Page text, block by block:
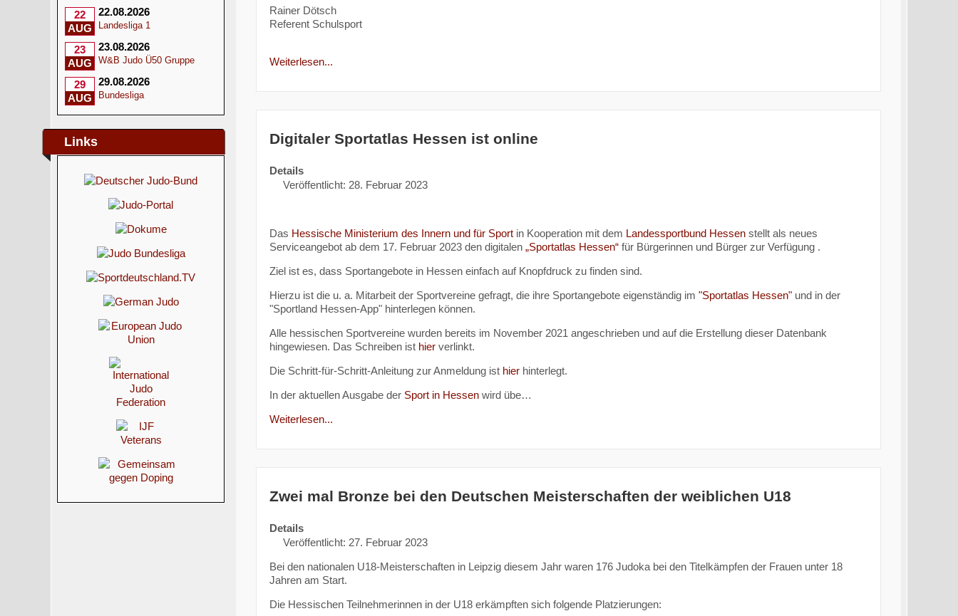
22
AUG
22.08.2026
Landesliga 1
23
AUG
23.08.2026
W&B Judo Ü50 Gruppe
29
AUG
29.08.2026
Bundesliga
Links
Rainer Dötsch
Referent Schulsport
Weiterlesen...
Digitaler Sportatlas Hessen ist online
Details
Veröffentlicht: 28. Februar 2023
Das Hessische Ministerium des Innern und für Sportin Kooperation mit dem Landessportbund Hessenstellt als neues
Serviceangebot ab dem 17. Februar 2023 den digitalen „Sportatlas Hessen“für Bürgerinnen und Bürger zur Verfügung .
Ziel ist es, dass Sportangebote in Hessen einfach auf Knopfdruck zu finden sind.
Hierzu ist die u. a. Mitarbeit der Sportvereine gefragt, die ihre Sportangebote eigenständig im "Sportatlas Hessen"und in der
"Sportland Hessen-App" hinterlegen können.
Alle hessischen Sportvereine wurden bereits im November 2021 angeschrieben und auf die Erstellung dieser Datenbank
hingewiesen. Das Schreiben ist hierverlinkt.
Die Schritt-für-Schritt-Anleitung zur Anmeldung ist hierhinterlegt.
In der aktuellen Ausgabe der Sport in Hessenwird übe…
Weiterlesen...
Zwei mal Bronze bei den Deutschen Meisterschaften der weiblichen U18
Details
Veröffentlicht: 27. Februar 2023
Bei den nationalen U18-Meisterschaften in Leipzig diesem Jahr waren 176 Judoka bei den Titelkämpfen der Frauen unter 18
Jahren am Start.
Die Hessischen Teilnehmerinnen in der U18 erkämpften sich folgende Platzierungen: